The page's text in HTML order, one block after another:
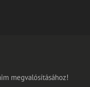
megvalósításához!